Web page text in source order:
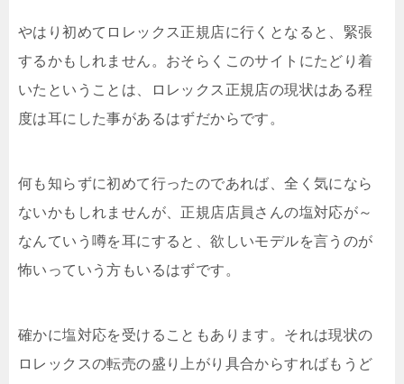
やはり初めてロレックス正規店に行くとなると、緊張
するかもしれません。おそらくこのサイトにたどり着
いたということは、ロレックス正規店の現状はある程
度は耳にした事があるはずだからです。
何も知らずに初めて行ったのであれば、全く気になら
ないかもしれませんが、正規店店員さんの塩対応が～
なんていう噂を耳にすると、欲しいモデルを言うのが
怖いっていう方もいるはずです。
確かに塩対応を受けることもあります。それは現状の
ロレックスの転売の盛り上がり具合からすればもうど